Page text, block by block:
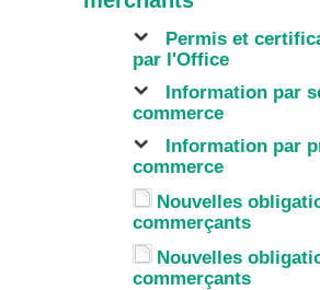
Permis et
par l'Office
Information par
commerce
Information par
commerce
Nouvelles
commerçants
Nouvelles
commerçants